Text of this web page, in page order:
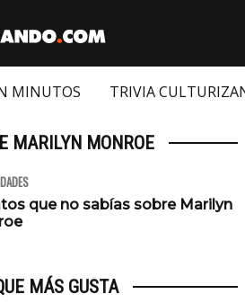
MINUTOS TRIVIA
MARILYN MONROE
que no sabías sobre Marilyn
MÁS GUSTA